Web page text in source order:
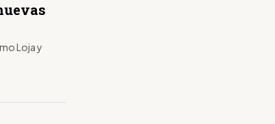
Loja y